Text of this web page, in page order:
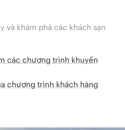
và khám phá các khách sạn
các chương trình khuyến
chương trình khách hàng